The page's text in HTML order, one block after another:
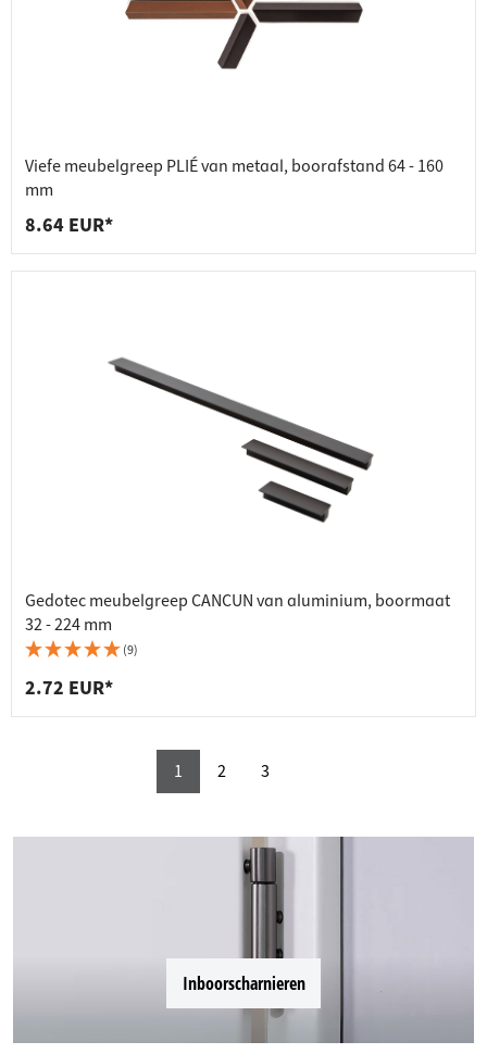
Viefe meubelgreep PLIÉ van metaal, boorafstand 64 - 160
mm
8.64 EUR*
Gedotec meubelgreep CANCUN van aluminium, boormaat
32 - 224 mm
(9)
2.72 EUR*
1 2 3
Inboorscharnieren